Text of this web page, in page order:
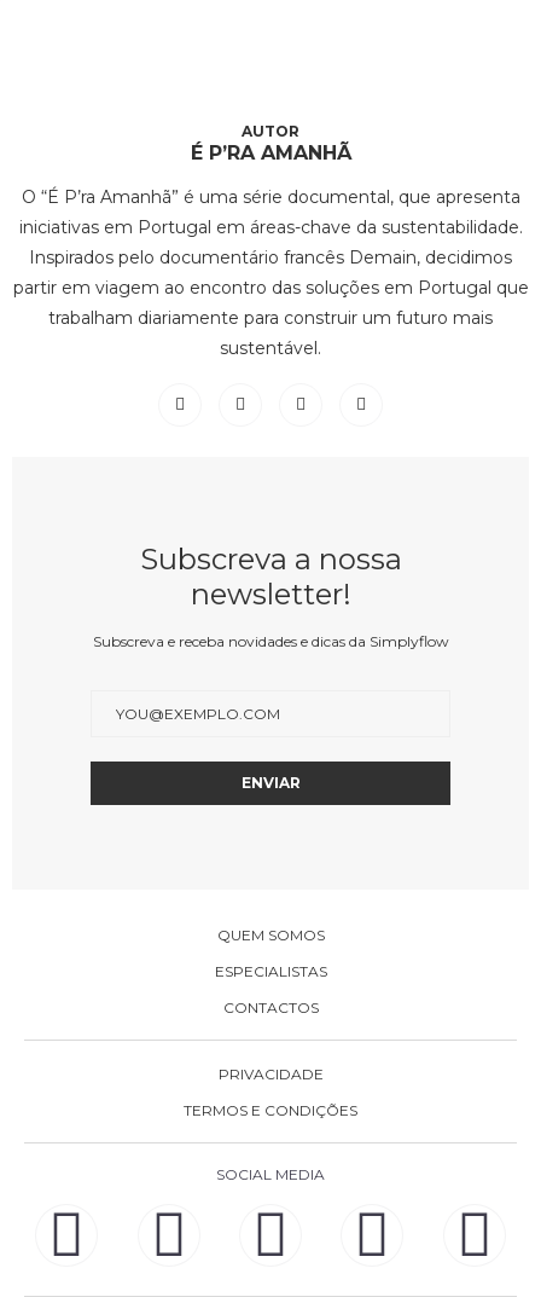
É P’RA AMANHÃ
O “É P’ra Amanhã” é uma série documental, que apresenta
iniciativas em Portugal em áreas-chave da sustentabilidade.
Inspirados pelo documentário francês Demain, decidimos
partir em viagem ao encontro das soluções em Portugal que
trabalham diariamente para construir um futuro mais
sustentável.
Subscreva a nossa
newsletter!
Subscreva e receba novidades e dicas da Simplyflow
QUEM SOMOS
ESPECIALISTAS
CONTACTOS
PRIVACIDADE
TERMOS E CONDIÇÕES
SOCIAL MEDIA